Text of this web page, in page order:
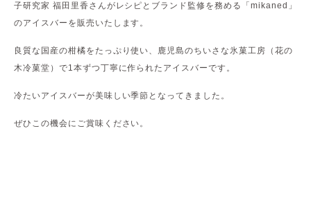
子研究家 福田里香さんがレシピとブランド監修を務める「mikaned」
のアイスバーを販売いたします。
良質な国産の柑橘をたっぷり使い、鹿児島のちいさな氷菓工房（花の
木冷菓堂）で1本ずつ丁寧に作られたアイスバーです。
冷たいアイスバーが美味しい季節となってきました。
ぜひこの機会にご賞味ください。